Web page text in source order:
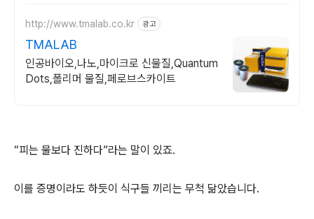
http://www.tmalab.co.kr 광고
TMALAB
인공바이오,나노,마이크로 신물질,Quantum
Dots,폴리머 물질,페로브스카이트
“피는 물보다 진하다”라는 말이 있죠.
이를 증명이라도 하듯이 식구들 끼리는 무척 닮았습니다.